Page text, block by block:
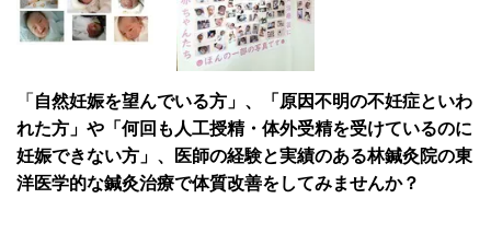
「 自然妊娠を望んでいる方」 、
「原因不明の不妊症といわ
れた方」 や 「 何回も人工授精・体外受精を受けているのに
妊娠できない方」 、医師の経験と実績のある林鍼灸院の東
洋医学的な鍼灸治療で体質改善をしてみませんか？